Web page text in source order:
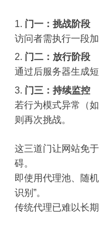
门一：挑战阶段
访问者需执行一段
门二：放行阶段
通过后服务器生成
门三：持续监控
若行为模式异常（
则再次挑战。
这三道门让网站免
碍。
即使用代理池、随
识别”。
传统代理已难以长